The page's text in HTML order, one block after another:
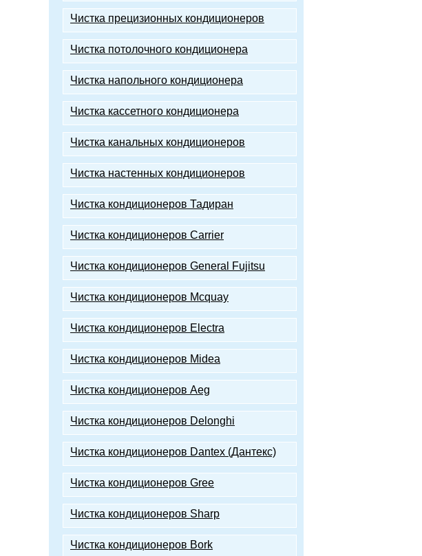
Чистка прецизионных кондиционеров
Чистка потолочного кондиционера
Чистка напольного кондиционера
Чистка кассетного кондиционера
Чистка канальных кондиционеров
Чистка настенных кондиционеров
Чистка кондиционеров Тадиран
Чистка кондиционеров Carrier
Чистка кондиционеров General Fujitsu
Чистка кондиционеров Mcquay
Чистка кондиционеров Electra
Чистка кондиционеров Midea
Чистка кондиционеров Aeg
Чистка кондиционеров Delonghi
Чистка кондиционеров Dantex (Дантекс)
Чистка кондиционеров Gree
Чистка кондиционеров Sharp
Чистка кондиционеров Bork